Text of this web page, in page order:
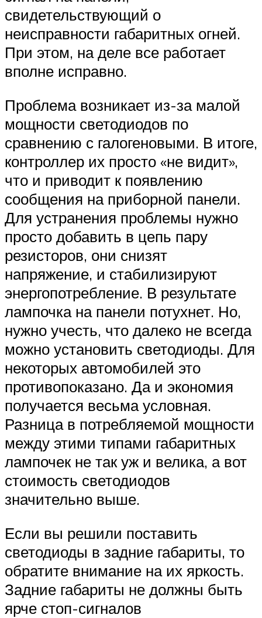
свидетельствующий о
неисправности габаритных огней.
При этом, на деле все работает
вполне исправно.
Проблема возникает из-за малой
мощности светодиодов по
сравнению с галогеновыми. В итоге,
контроллер их просто «не видит»,
что и приводит к появлению
сообщения на приборной панели.
Для устранения проблемы нужно
просто добавить в цепь пару
резисторов, они снизят
напряжение, и стабилизируют
энергопотребление. В результате
лампочка на панели потухнет. Но,
нужно учесть, что далеко не всегда
можно установить светодиоды. Для
некоторых автомобилей это
противопоказано. Да и экономия
получается весьма условная.
Разница в потребляемой мощности
между этими типами габаритных
лампочек не так уж и велика, а вот
стоимость светодиодов
значительно выше.
Если вы решили поставить
светодиоды в задние габариты, то
обратите внимание на их яркость.
Задние габариты не должны быть
ярче стоп-сигналов